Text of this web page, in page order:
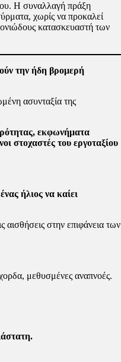
Η συναλλαγή πράξη
χωρίς να προκαλεί
κατασκευαστή των
την ήδη βρομερή
ασυνταξία της
εκφωνήματα
στοχαστές του ερ­γοταξίου
ήλιος να καίει
στην επιφάνεια των
μεθυσμέ­νες αναπνοές.